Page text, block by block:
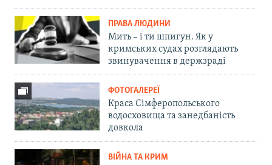
ПРАВА ЛЮДИНИ
Мить – і ти шпигун. Як у
кримських судах розглядають
звинувачення в держзраді
ФОТОГАЛЕРЕЇ
Краса Сімферопольського
водосховища та занедбаність
довкола
ВІЙНА ТА КРИМ